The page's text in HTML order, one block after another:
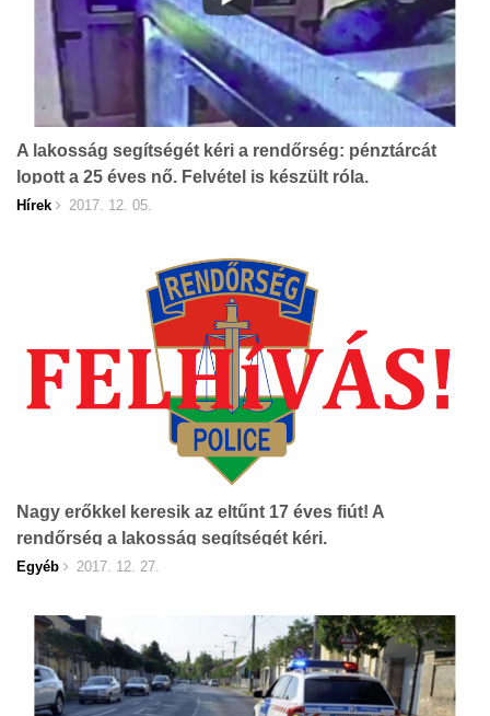
A lakosság segítségét kéri a rendőrség: pénztárcát
lopott a 25 éves nő. Felvétel is készült róla.
Hírek 2017. 12. 05.
Nagy erőkkel keresik az eltűnt 17 éves fiút! A
rendőrség a lakosság segítségét kéri.
Egyéb 2017. 12. 27.